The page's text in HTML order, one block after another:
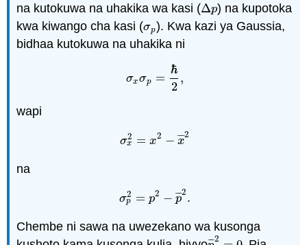
na kutokuwa na uhakika wa kasi (Δp
Δp) na kupotoka
kwa kiwango cha kasi (σp
σp). Kwa kazi ya Gaussia,
bidhaa kutokuwa na uhakika ni
σxσp =
ℏ
2
,
σxσp =ℏ2,
wapi
σ2
x = x2 − x
¯¯
¯2
σx 2= x2 −x ¯2
na
σ2
p = p2 − p
¯¯
¯2.
σp 2= p2 −p¯2.
Chembe ni sawa na uwezekano wa kusonga
¯¯
¯2